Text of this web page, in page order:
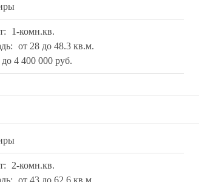
1-комн.кв.
от 28 до 48.3 кв.м.
до 4 400 000 руб.
2-комн.кв.
от 43 до 62.6 кв.м.